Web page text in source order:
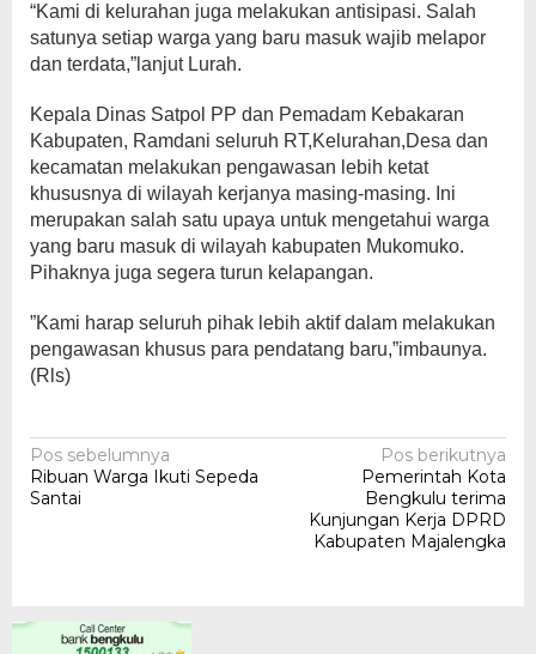
“Kami di kelurahan juga melakukan antisipasi. Salah
satunya setiap warga yang baru masuk wajib melapor
dan terdata,”lanjut Lurah.
Kepala Dinas Satpol PP dan Pemadam Kebakaran
Kabupaten, Ramdani seluruh RT,Kelurahan,Desa dan
kecamatan melakukan pengawasan lebih ketat
khususnya di wilayah kerjanya masing-masing. Ini
merupakan salah satu upaya untuk mengetahui warga
yang baru masuk di wilayah kabupaten Mukomuko.
Pihaknya juga segera turun kelapangan.
”Kami harap seluruh pihak lebih aktif dalam melakukan
pengawasan khusus para pendatang baru,”imbaunya.
(Rls)
Navigasi
pos
Pos sebelumnya
Ribuan Warga Ikuti Sepeda
Santai
Pos berikutnya
Pemerintah Kota
Bengkulu terima
Kunjungan Kerja DPRD
Kabupaten Majalengka